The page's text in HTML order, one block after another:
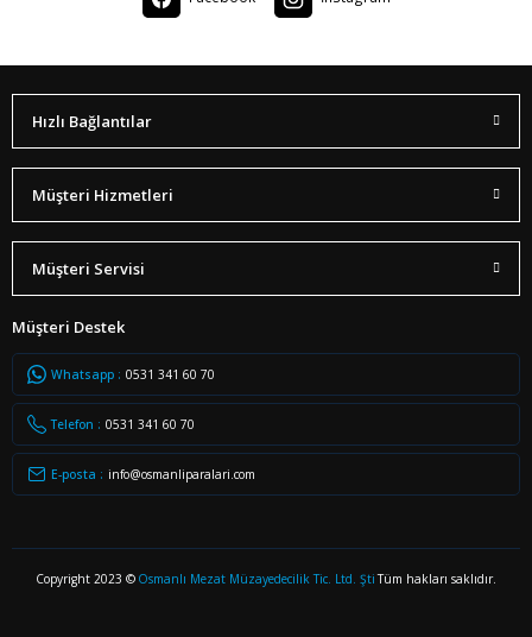
Hızlı Bağlantılar
Müşteri Hizmetleri
Müşteri Servisi
Müşteri Destek
Whatsapp : 0531 341 60 70
Telefon : 0531 341 60 70
E-posta : info@osmanliparalari.com
Copyright 2023 © Osmanlı Mezat Müzayedecilik Tic. Ltd. Şti Tüm hakları saklıdır.